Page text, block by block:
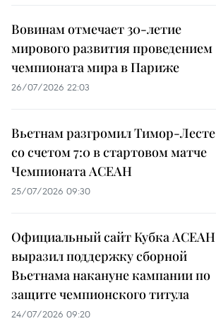
Вовинам отмечает 30-летие
мирового развития проведением
чемпионата мира в Париже
26/07/2026 22:03
Вьетнам разгромил Тимор-Лесте
со счетом 7:0 в стартовом матче
Чемпионата АСЕАН
25/07/2026 09:30
Официальный сайт Кубка АСЕАН
выразил поддержку сборной
Вьетнама накануне кампании по
защите чемпионского титула
24/07/2026 09:20